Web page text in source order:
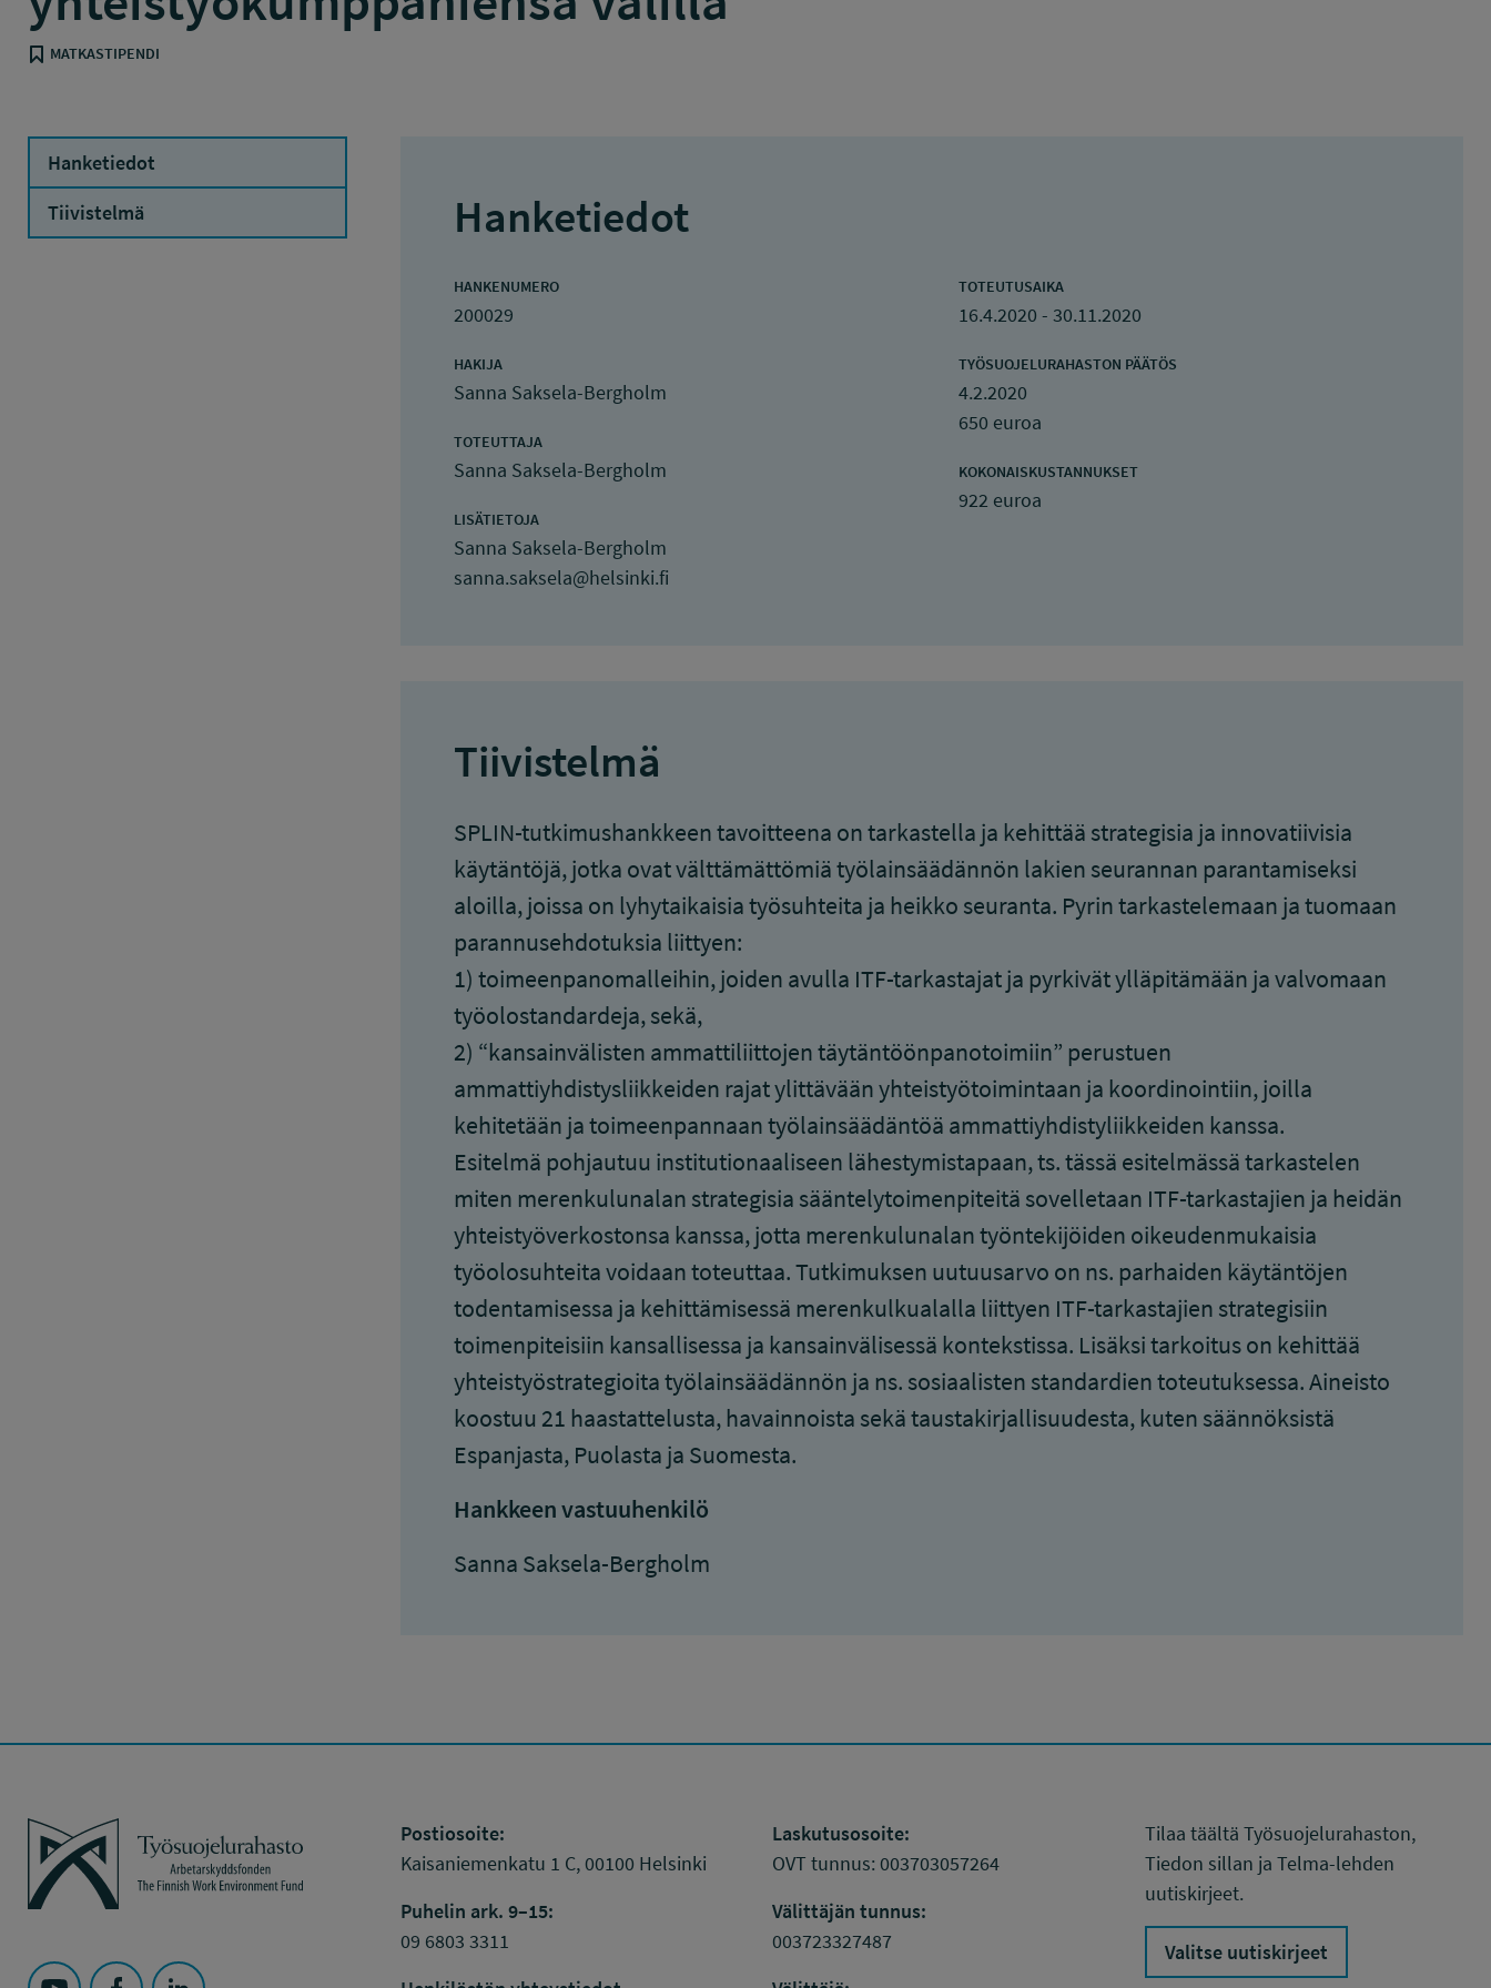
MATKASTIPENDI
Hanketiedot
Tiivistelmä
Hanketiedot
HANKENUMERO
200029
HAKIJA
Sanna Saksela-Bergholm
TOTEUTTAJA
Sanna Saksela-Bergholm
LISÄTIETOJA
Sanna Saksela-Bergholm
sanna.saksela@helsinki.fi
TOTEUTUSAIKA
16.4.2020 - 30.11.2020
TYÖSUOJELURAHASTON PÄÄTÖS
4.2.2020
650 euroa
KOKONAISKUSTANNUKSET
922 euroa
Tiivistelmä
SPLIN-tutkimushankkeen tavoitteena on tarkastella ja kehittää strategisia ja innovatiivisia
käytäntöjä, jotka ovat välttämättömiä työlainsäädännön lakien seurannan parantamiseksi
aloilla, joissa on lyhytaikaisia työsuhteita ja heikko seuranta. Pyrin tarkastelemaan ja tuomaan
parannusehdotuksia liittyen:
1) toimeenpanomalleihin, joiden avulla ITF-tarkastajat ja pyrkivät ylläpitämään ja valvomaan
työolostandardeja, sekä,
2) “kansainvälisten ammattiliittojen täytäntöönpanotoimiin” perustuen
ammattiyhdistysliikkeiden rajat ylittävään yhteistyötoimintaan ja koordinointiin, joilla
kehitetään ja toimeenpannaan työlainsäädäntöä ammattiyhdistyliikkeiden kanssa.
Esitelmä pohjautuu institutionaaliseen lähestymistapaan, ts. tässä esitelmässä tarkastelen
miten merenkulunalan strategisia sääntelytoimenpiteitä sovelletaan ITF-tarkastajien ja heidän
yhteistyöverkostonsa kanssa, jotta merenkulunalan työntekijöiden oikeudenmukaisia
työolosuhteita voidaan toteuttaa. Tutkimuksen uutuusarvo on ns. parhaiden käytäntöjen
todentamisessa ja kehittämisessä merenkulkualalla liittyen ITF-tarkastajien strategisiin
toimenpiteisiin kansallisessa ja kansainvälisessä kontekstissa. Lisäksi tarkoitus on kehittää
yhteistyöstrategioita työlainsäädännön ja ns. sosiaalisten standardien toteutuksessa. Aineisto
koostuu 21 haastattelusta, havainnoista sekä taustakirjallisuudesta, kuten säännöksistä
Espanjasta, Puolasta ja Suomesta.
Hankkeen vastuuhenkilö
Sanna Saksela-Bergholm
Työsuojelurahasto
Postiosoite:
Kaisaniemenkatu 1 C, 00100 Helsinki
Puhelin ark. 9–15:
09 6803 3311
Laskutusosoite:
OVT tunnus: 003703057264
Välittäjän tunnus:
003723327487
Tilaa täältä Työsuojelurahaston,
Tiedon sillan ja Telma-lehden
uutiskirjeet.
Valitse uutiskirjeet